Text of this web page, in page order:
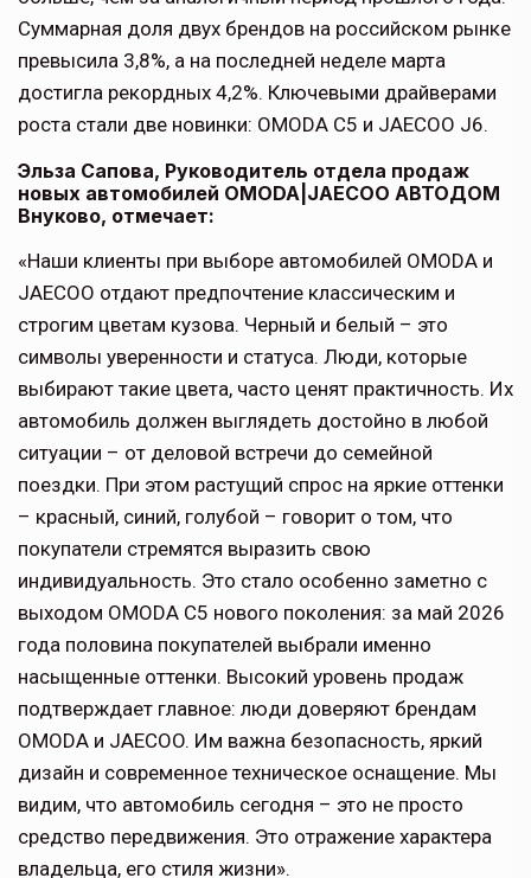
Суммарная доля двух брендов на российском рынке
превысила 3,8%, а на последней неделе марта
достигла рекордных 4,2%. Ключевыми драйверами
роста стали две новинки: OMODA C5 и JAECOO J6.
Эльза Сапова, Руководитель отдела продаж
новых автомобилей OMODA|JAECOO АВТОДОМ
Внуково, отмечает:
«Наши клиенты при выборе автомобилей OMODA и
JAECOO отдают предпочтение классическим и
строгим цветам кузова. Черный и белый – это
символы уверенности и статуса. Люди, которые
выбирают такие цвета, часто ценят практичность. Их
автомобиль должен выглядеть достойно в любой
ситуации – от деловой встречи до семейной
поездки. При этом растущий спрос на яркие оттенки
– красный, синий, голубой – говорит о том, что
покупатели стремятся выразить свою
индивидуальность. Это стало особенно заметно с
выходом OMODA C5 нового поколения: за май 2026
года половина покупателей выбрали именно
насыщенные оттенки. Высокий уровень продаж
подтверждает главное: люди доверяют брендам
OMODA и JAECOO. Им важна безопасность, яркий
дизайн и современное техническое оснащение. Мы
видим, что автомобиль сегодня – это не просто
средство передвижения. Это отражение характера
владельца, его стиля жизни».